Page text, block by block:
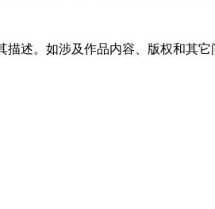
述。如涉及作品内容、版权和其